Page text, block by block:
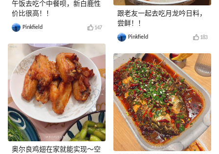
午饭去吃个中餐呗，新白鹿性
价比很高！！
Pinkfield 147
奥尔良鸡翅在家就能实现～空
跟老友一起去吃月龙吟日料，
尝鲜！！
Pinkfield 183